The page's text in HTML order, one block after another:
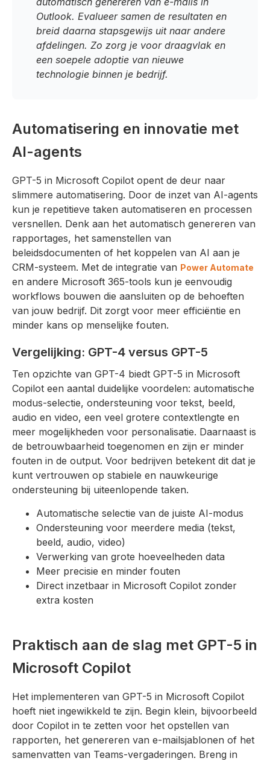
Outlook. Evalueer samen de resultaten en
breid daarna stapsgewijs uit naar andere
afdelingen. Zo zorg je voor draagvlak en
een soepele adoptie van nieuwe
technologie binnen je bedrijf.
Automatisering en innovatie met
AI-agents
GPT-5 in Microsoft Copilot opent de deur naar
slimmere automatisering. Door de inzet van AI-agents
kun je repetitieve taken automatiseren en processen
versnellen. Denk aan het automatisch genereren van
rapportages, het samenstellen van
beleidsdocumenten of het koppelen van AI aan je
CRM-systeem. Met de integratie van Power Automate
en andere Microsoft 365-tools kun je eenvoudig
workflows bouwen die aansluiten op de behoeften
van jouw bedrijf. Dit zorgt voor meer efficiëntie en
minder kans op menselijke fouten.
Vergelijking: GPT-4 versus GPT-5
Ten opzichte van GPT-4 biedt GPT-5 in Microsoft
Copilot een aantal duidelijke voordelen: automatische
modus-selectie, ondersteuning voor tekst, beeld,
audio en video, een veel grotere contextlengte en
meer mogelijkheden voor personalisatie. Daarnaast is
de betrouwbaarheid toegenomen en zijn er minder
fouten in de output. Voor bedrijven betekent dit dat je
kunt vertrouwen op stabiele en nauwkeurige
ondersteuning bij uiteenlopende taken.
Automatische selectie van de juiste AI-modus
Ondersteuning voor meerdere media (tekst,
beeld, audio, video)
Verwerking van grote hoeveelheden data
Meer precisie en minder fouten
Direct inzetbaar in Microsoft Copilot zonder
extra kosten
Praktisch aan de slag met GPT-5 in
Microsoft Copilot
Het implementeren van GPT-5 in Microsoft Copilot
hoeft niet ingewikkeld te zijn. Begin klein, bijvoorbeeld
door Copilot in te zetten voor het opstellen van
rapporten, het genereren van e-mailsjablonen of het
samenvatten van Teams-vergaderingen. Breng in